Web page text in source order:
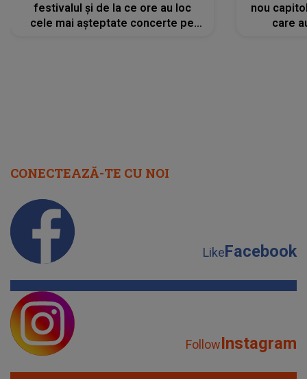
festivalul și de la ce ore au loc
cele mai așteptate concerte pe
nou
care
CONECTEAZĂ-TE CU NOI
LikeFacebook
FollowInstagram